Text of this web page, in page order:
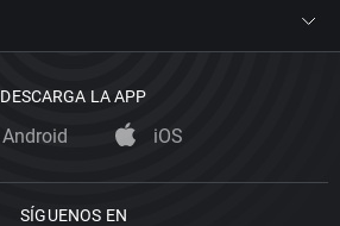
DESCARGA LA APP
Android iOS
SÍGUENOS EN